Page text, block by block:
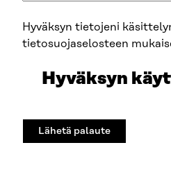
Hyväksyn tietojeni
tietosuojaselosteen
Hyväksyn